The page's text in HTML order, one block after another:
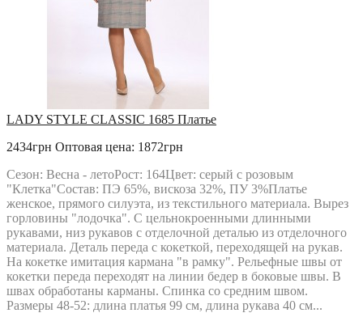
LADY STYLE CLASSIC 1685 Платье
2434грн Оптовая цена: 1872грн
Сезон: Весна - летоРост: 164Цвет: серый с розовым
"Клетка"Состав: ПЭ 65%, вискоза 32%, ПУ 3%Платье
женское, прямого силуэта, из текстильного материала. Вырез
горловины "лодочка". С цельнокроенными длинными
рукавами, низ рукавов с отделочной деталью из отделочного
материала. Деталь переда с кокеткой, переходящей на рукав.
На кокетке имитация кармана "в рамку". Рельефные швы от
кокетки переда переходят на линии бедер в боковые швы. В
швах обработаны карманы. Спинка со средним швом.
Размеры 48-52: длина платья 99 см, длина рукава 40 см...